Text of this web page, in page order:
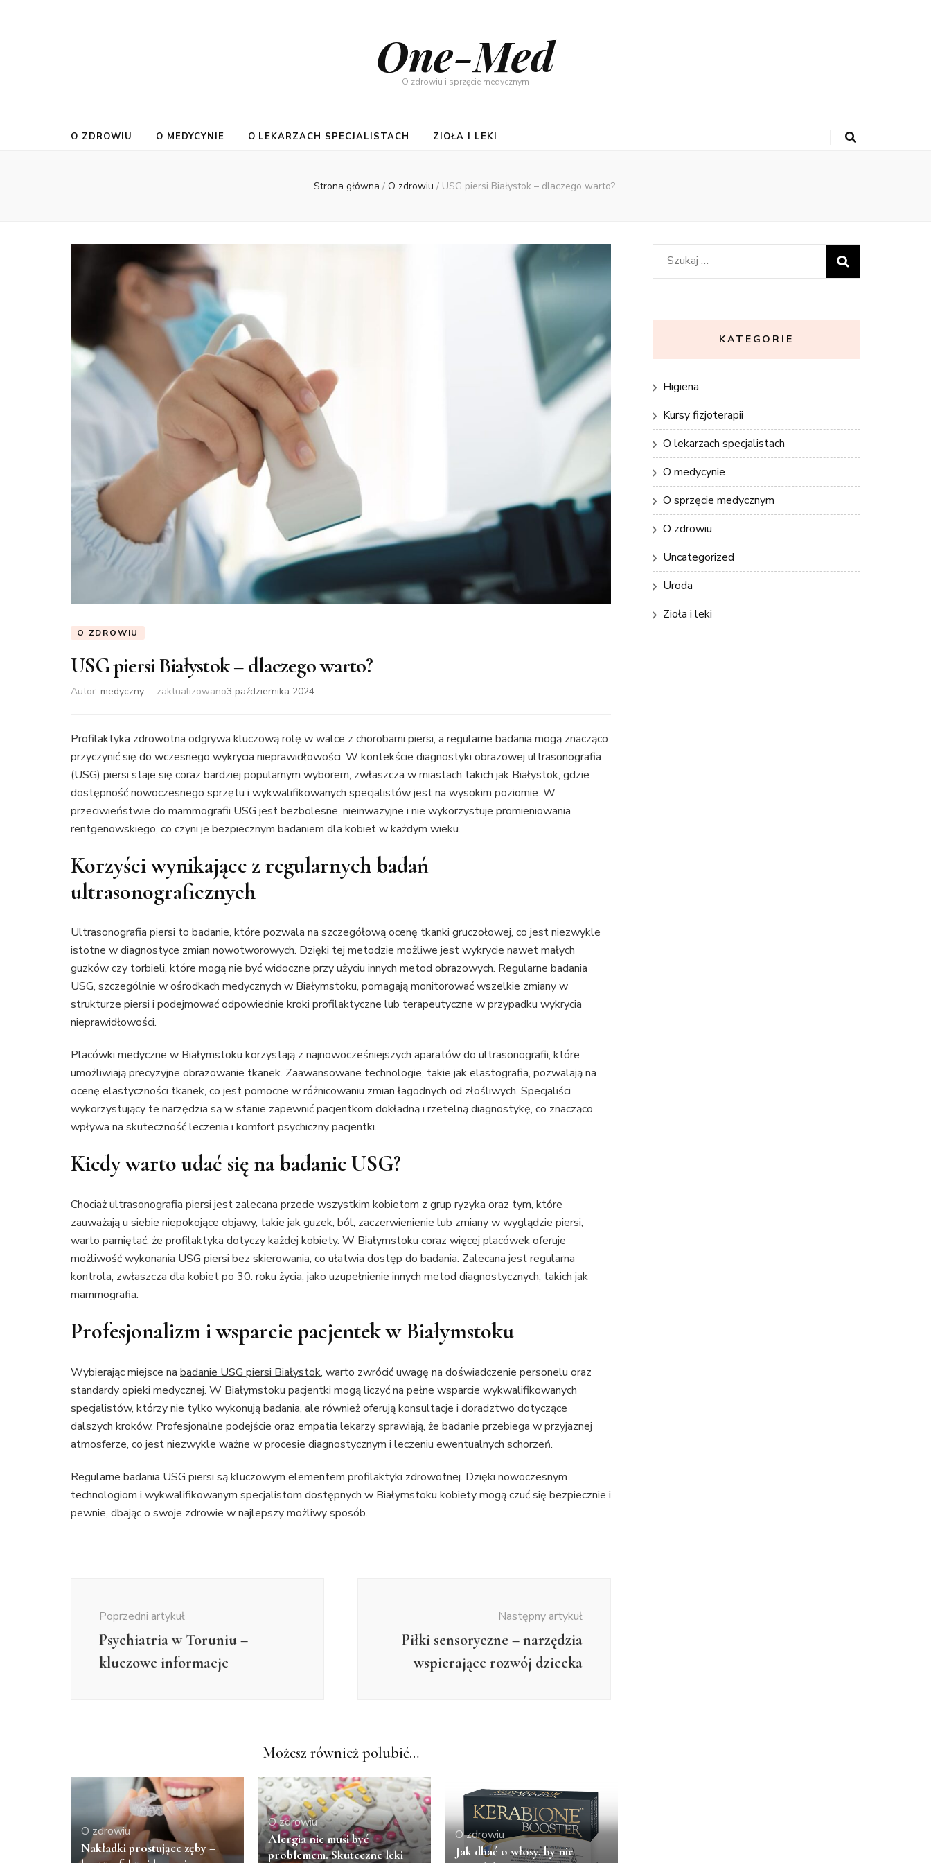
One-Med
O zdrowiu i sprzęcie medycznym
O ZDROWIU O MEDYCYNIE O LEKARZACH SPECJALISTACH ZIOŁA I LEKI
Strona główna / O zdrowiu / USG piersi Białystok – dlaczego warto?
O ZDROWIU
USG piersi Białystok – dlaczego warto?
Autor: medyczny zaktualizowano3 października 2024
Profilaktyka zdrowotna odgrywa kluczową rolę w walce z chorobami piersi, a regularne badania mogą znacząco
przyczynić się do wczesnego wykrycia nieprawidłowości. W kontekście diagnostyki obrazowej ultrasonografia
(USG) piersi staje się coraz bardziej popularnym wyborem, zwłaszcza w miastach takich jak Białystok, gdzie
dostępność nowoczesnego sprzętu i wykwalifikowanych specjalistów jest na wysokim poziomie. W
przeciwieństwie do mammografii USG jest bezbolesne, nieinwazyjne i nie wykorzystuje promieniowania
rentgenowskiego, co czyni je bezpiecznym badaniem dla kobiet w każdym wieku.
Korzyści wynikające z regularnych badań
ultrasonograficznych
Ultrasonografia piersi to badanie, które pozwala na szczegółową ocenę tkanki gruczołowej, co jest niezwykle
istotne w diagnostyce zmian nowotworowych. Dzięki tej metodzie możliwe jest wykrycie nawet małych
guzków czy torbieli, które mogą nie być widoczne przy użyciu innych metod obrazowych. Regularne badania
USG, szczególnie w ośrodkach medycznych w Białymstoku, pomagają monitorować wszelkie zmiany w
strukturze piersi i podejmować odpowiednie kroki profilaktyczne lub terapeutyczne w przypadku wykrycia
nieprawidłowości.
Placówki medyczne w Białymstoku korzystają z najnowocześniejszych aparatów do ultrasonografii, które
umożliwiają precyzyjne obrazowanie tkanek. Zaawansowane technologie, takie jak elastografia, pozwalają na
ocenę elastyczności tkanek, co jest pomocne w różnicowaniu zmian łagodnych od złośliwych. Specjaliści
wykorzystujący te narzędzia są w stanie zapewnić pacjentkom dokładną i rzetelną diagnostykę, co znacząco
wpływa na skuteczność leczenia i komfort psychiczny pacjentki.
Kiedy warto udać się na badanie USG?
Chociaż ultrasonografia piersi jest zalecana przede wszystkim kobietom z grup ryzyka oraz tym, które
zauważają u siebie niepokojące objawy, takie jak guzek, ból, zaczerwienienie lub zmiany w wyglądzie piersi,
warto pamiętać, że profilaktyka dotyczy każdej kobiety. W Białymstoku coraz więcej placówek oferuje
możliwość wykonania USG piersi bez skierowania, co ułatwia dostęp do badania. Zalecana jest regularna
kontrola, zwłaszcza dla kobiet po 30. roku życia, jako uzupełnienie innych metod diagnostycznych, takich jak
mammografia.
Profesjonalizm i wsparcie pacjentek w Białymstoku
Wybierając miejsce na badanie USG piersi Białystok, warto zwrócić uwagę na doświadczenie personelu oraz
standardy opieki medycznej. W Białymstoku pacjentki mogą liczyć na pełne wsparcie wykwalifikowanych
specjalistów, którzy nie tylko wykonują badania, ale również oferują konsultacje i doradztwo dotyczące
dalszych kroków. Profesjonalne podejście oraz empatia lekarzy sprawiają, że badanie przebiega w przyjaznej
atmosferze, co jest niezwykle ważne w procesie diagnostycznym i leczeniu ewentualnych schorzeń.
Regularne badania USG piersi są kluczowym elementem profilaktyki zdrowotnej. Dzięki nowoczesnym
technologiom i wykwalifikowanym specjalistom dostępnych w Białymstoku kobiety mogą czuć się bezpiecznie i
pewnie, dbając o swoje zdrowie w najlepszy możliwy sposób.
Poprzedni artykuł
Psychiatria w Toruniu –
kluczowe informacje
Następny artykuł
Piłki sensoryczne – narzędzia
wspierające rozwój dziecka
Możesz również polubić…
O zdrowiu
Nakładki prostujące zęby –
O zdrowiu
Alergia nie musi być
problemem. Skuteczne leki
O zdrowiu
Jak dbać o włosy, by nie
Szukaj:
KATEGORIE
Higiena
Kursy fizjoterapii
O lekarzach specjalistach
O medycynie
O sprzęcie medycznym
O zdrowiu
Uncategorized
Uroda
Zioła i leki